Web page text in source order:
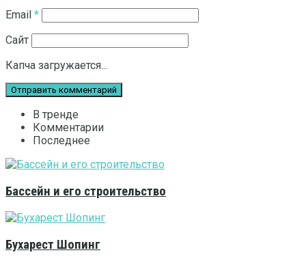
Email *
Сайт
Капча загружается...
В тренде
Комментарии
Последнее
Бассейн и его строительство
Бухарест Шопинг